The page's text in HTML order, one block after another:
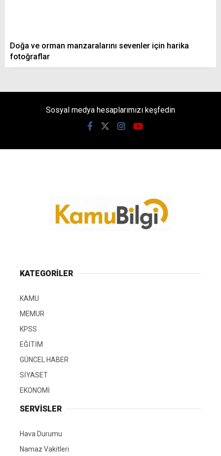
Doğa ve orman manzaralarını sevenler için harika
fotoğraflar
Sosyal medya hesaplarımızı keşfedin
KATEGORİLER
KAMU
MEMUR
KPSS
EĞİTİM
GÜNCEL HABER
SİYASET
EKONOMİ
SERVİSLER
Hava Durumu
Namaz Vakitleri